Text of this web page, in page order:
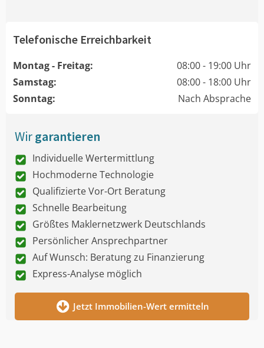
Telefonische Erreichbarkeit
Montag - Freitag:
08:00 - 19:00 Uhr
Samstag:
08:00 - 18:00 Uhr
Sonntag:
Nach Absprache
Wirgarantieren
Individuelle Wertermittlung
Hochmoderne Technologie
Qualifizierte Vor-Ort Beratung
Schnelle Bearbeitung
Größtes Maklernetzwerk Deutschlands
Persönlicher Ansprechpartner
Auf Wunsch: Beratung zu Finanzierung
Express-Analyse möglich
Jetzt Immobilien-Wert ermitteln